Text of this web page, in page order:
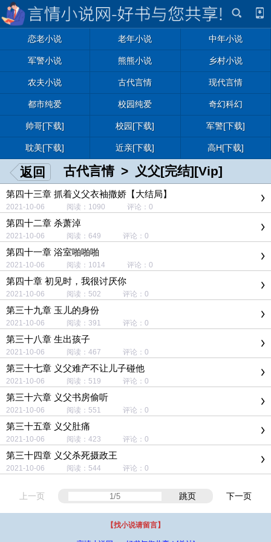
恋老小说 老年小说 中年小说
军警小说 熊熊小说 乡村小说
农夫小说 古代言情 现代言情
都市纯爱 校园纯爱 奇幻科幻
帅哥[下载] 校园[下载] 军警[下载]
耽美[下载] 近亲[下载] 高H[下载]
返回 古代言情> 义父[完结][Vip]
第四十三章 抓着义父衣袖撒娇【大结局】
2021-10-06 阅读：1090 评论：0
第四十二章 杀萧淖
2021-10-06 阅读：649 评论：0
第四十一章 浴室啪啪啪
2021-10-06 阅读：1014 评论：0
第四十章 初见时，我很讨厌你
2021-10-06 阅读：502 评论：0
第三十九章 玉儿的身份
2021-10-06 阅读：391 评论：0
第三十八章 生出孩子
2021-10-06 阅读：467 评论：0
第三十七章 义父难产不让儿子碰他
2021-10-06 阅读：519 评论：0
第三十六章 义父书房偷听
2021-10-06 阅读：551 评论：0
第三十五章 义父肚痛
2021-10-06 阅读：423 评论：0
第三十四章 义父杀死摄政王
2021-10-06 阅读：544 评论：0
上一页 跳页 下一页
【找小说请留言】